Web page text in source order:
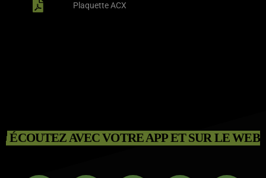
Plaquette ACX
ÉCOUTEZ AVEC VOTRE APP ET SUR LE WEB